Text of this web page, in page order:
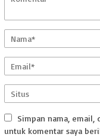
Simpan nama, email,
untuk komentar saya